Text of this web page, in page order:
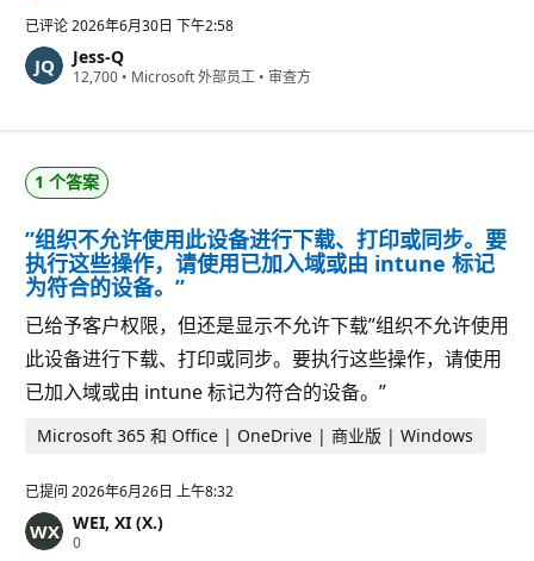
分
已评论2026年6月30日 下午2:58
Jess-Q
12,700 信
• Microsoft 外部员工 • 审查方
1 个答案
”组织不允许使用此设备进行下载、打印或同步。要
执行这些操作，请使用已加入域或由 intune 标记
为符合的设备。”
已给予客户权限，但还是显示不允许下载”组织不允许使用
此设备进行下载、打印或同步。要执行这些操作，请使用
已加入域或由 intune 标记为符合的设备。”
Microsoft 365 和 Office | OneDrive | 商业版 | Windows
已提问 2026年6月26日 上午8:32
WEI, XI (X.)
0信